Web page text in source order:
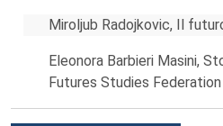
Miroljub Radojkovic, Il
Eleonora Barbieri Masini,
Futures Studies Federation